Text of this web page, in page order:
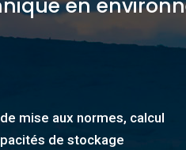
en
mise aux normes, calcul
de stockage